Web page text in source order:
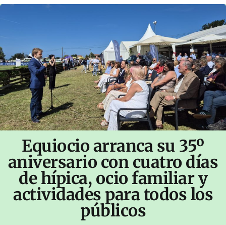
Equiocio arranca su 35º
aniversario con cuatro días
de hípica, ocio familiar y
actividades para todos los
públicos